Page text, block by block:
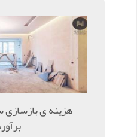
هزینه ی بازسازی